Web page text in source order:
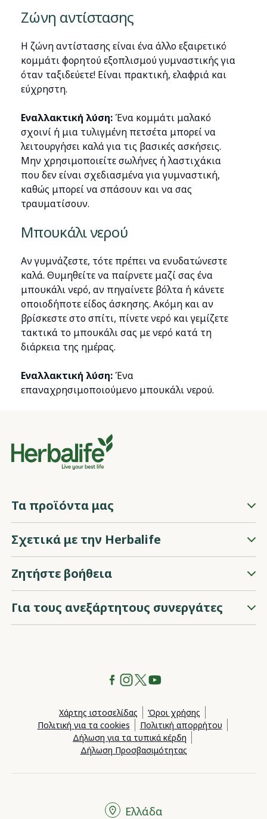
Ζώνη αντίστασης
Η ζώνη αντίστασης είναι ένα άλλο εξαιρετικό
κομμάτι φορητού εξοπλισμού γυμναστικής για
όταν ταξιδεύετε! Είναι πρακτική, ελαφριά και
εύχρηστη.
Εναλλακτική λύση:Ένα κομμάτι μαλακό
σχοινί ή μια τυλιγμένη πετσέτα μπορεί να
λειτουργήσει καλά για τις βασικές ασκήσεις.
Μην χρησιμοποιείτε σωλήνες ή λαστιχάκια
που δεν είναι σχεδιασμένα για γυμναστική,
καθώς μπορεί να σπάσουν και να σας
τραυματίσουν.
Μπουκάλι νερού
Αν γυμνάζεστε, τότε πρέπει να ενυδατώνεστε
καλά. Θυμηθείτε να παίρνετε μαζί σας ένα
μπουκάλι νερό, αν πηγαίνετε βόλτα ή κάνετε
οποιοδήποτε είδος άσκησης. Ακόμη και αν
βρίσκεστε στο σπίτι, πίνετε νερό και γεμίζετε
τακτικά το μπουκάλι σας με νερό κατά τη
διάρκεια της ημέρας.
Εναλλακτική λύση:Ένα
επαναχρησιμοποιούμενο μπουκάλι νερού.
Τα προϊόντα μας
Σχετικά με την Herbalife
Ζητήστε βοήθεια
Για τους ανεξάρτητους συνεργάτες
Χάρτης ιστοσελίδας
Όροι χρήσης
Πολιτική για τα cookies
Πολιτική απορρήτου
Δήλωση για τα τυπικά κέρδη
Δήλωση Προσβασιμότητας
Ελλάδα